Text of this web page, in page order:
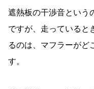
遮熱板の干渉音という
ですが、走っていると
るのは、マフラーがど
す。